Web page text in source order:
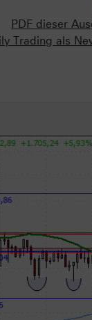
PDF dieser
Trading als